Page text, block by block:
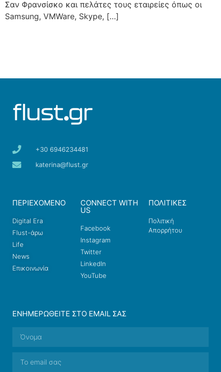
Σαν Φρανσίσκο και πελάτες τους εταιρείες όπως οι
Samsung, VMWare, Skype, […]
+30 6946234481
katerina@flust.gr
ΠΕΡΙΕΧΟΜΕΝΟ
Digital Era
Flust-άρω
Life
News
Επικοινωνία
CONNECT WITH
US
Facebook
Instagram
Twitter
LinkedIn
YouTube
ΠΟΛΙΤΙΚΕΣ
Πολιτική
Απορρήτου
ΕΝΗΜΕΡΩΘΕΊΤΕ ΣΤΟ EMAIL ΣΑΣ